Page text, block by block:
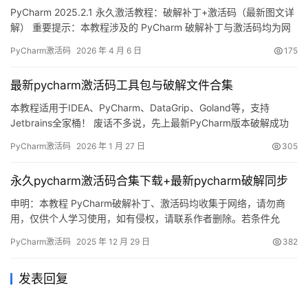
PyCharm 2025.2.1 永久激活教程：破解补丁+激活码（最新图文详
解） 重要提示：本教程涉及的 PyCharm 破解补丁与激活码均为网
议有条件的用户支持官方正版，获得完整技术支持！ 话不多说，先
年，激活状态稳定可…
PyCharm激活码 2026 年 4 月 6 日 175
最新pycharm激活码工具包与破解文件合集
本教程适用于IDEA、PyCharm、DataGrip、Goland等，支持
Jetbrains全家桶！ 废话不多说，先上最新PyCharm版本破解成功
来，我就将通过图文的方式, 来详细讲解如何激活 PyCharm至
是Windo…
PyCharm激活码 2026 年 1 月 27 日 305
永久pycharm激活码合集下载+最新pycharm破解同步
申明：本教程 PyCharm破解补丁、激活码均收集于网络，请勿商
用，仅供个人学习使用，如有侵权，请联系作者删除。若条件允
器，功能强大，适用于 Windows、Mac 和 Linux 系统。本文将详细
是什么版本、什么操作系统…
PyCharm激活码 2025 年 12 月 29 日 382
发表回复